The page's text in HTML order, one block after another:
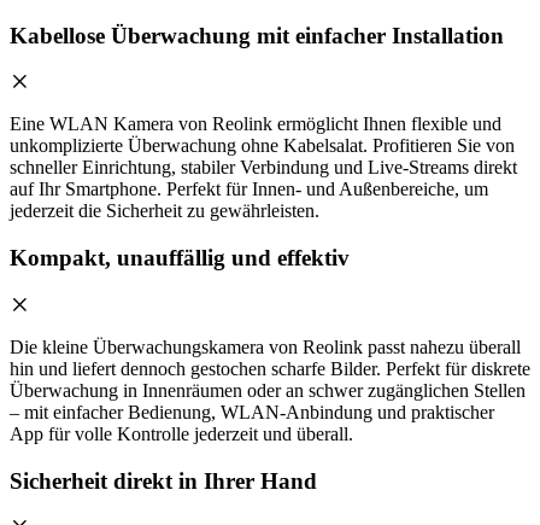
Kabellose Überwachung mit einfacher Installation
Eine WLAN Kamera von Reolink ermöglicht Ihnen flexible und
unkomplizierte Überwachung ohne Kabelsalat. Profitieren Sie von
schneller Einrichtung, stabiler Verbindung und Live-Streams direkt
auf Ihr Smartphone. Perfekt für Innen- und Außenbereiche, um
jederzeit die Sicherheit zu gewährleisten.
Kompakt, unauffällig und effektiv
Die kleine Überwachungskamera von Reolink passt nahezu überall
hin und liefert dennoch gestochen scharfe Bilder. Perfekt für diskrete
Überwachung in Innenräumen oder an schwer zugänglichen Stellen
– mit einfacher Bedienung, WLAN-Anbindung und praktischer
App für volle Kontrolle jederzeit und überall.
Sicherheit direkt in Ihrer Hand